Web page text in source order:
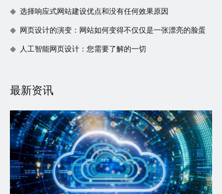
选择响应式网站建设优点和没有任何效果原因
网页设计的演变：网站如何变得不仅仅是一张漂亮的脸蛋
人工智能网页设计：您需要了解的一切
最新资讯